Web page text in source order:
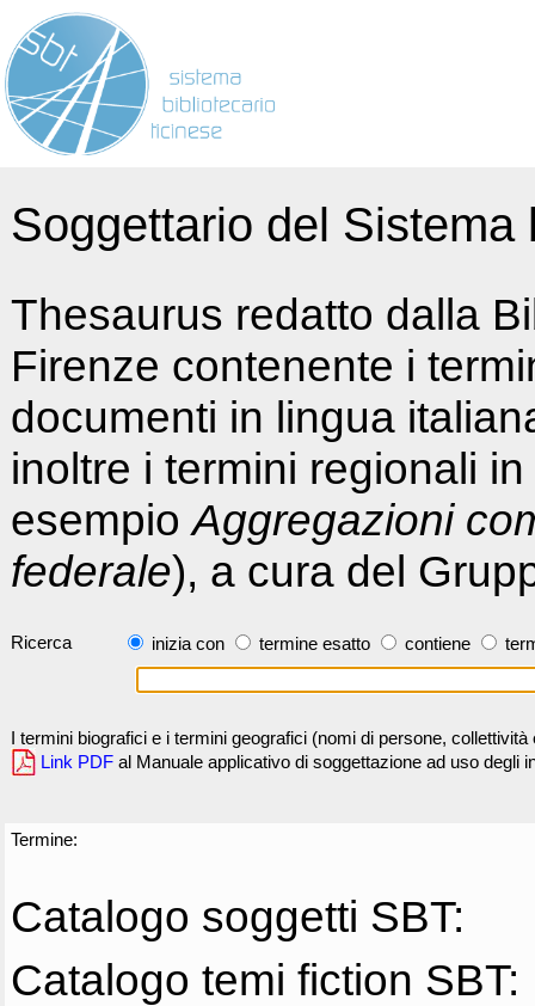
Soggettario del
Thesaurus redatto dalla
Firenze contenente i
documenti in lingua
inoltre i termini regionali
esempioAggregazioni
federale), a cura del
Ricerca inizia con termine esatto contiene
I termini biografici e i termini geografici (nomi di persone,
Link PDF al Manuale applicativo di soggettazione ad uso degli
Termine:
Catalogo soggetti SBT:
Catalogo temi fiction SBT: